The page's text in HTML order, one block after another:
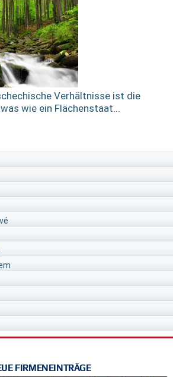
Verhältnisse ist die
wie ein Flächenstaat...
FIRMENEINTRÄGE